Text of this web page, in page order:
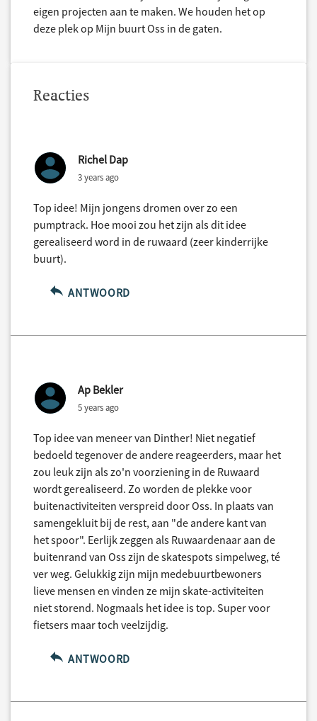
eigen projecten aan te maken. We houden het op
deze plek op Mijn buurt Oss in de gaten.
Reacties
Richel Dap
3 years ago
Top idee! Mijn jongens dromen over zo een
pumptrack. Hoe mooi zou het zijn als dit idee
gerealiseerd word in de ruwaard (zeer kinderrijke
buurt).
ANTWOORD
Ap Bekler
5 years ago
Top idee van meneer van Dinther! Niet negatief
bedoeld tegenover de andere reageerders, maar het
zou leuk zijn als zo'n voorziening in de Ruwaard
wordt gerealiseerd. Zo worden de plekke voor
buitenactiviteiten verspreid door Oss. In plaats van
samengekluit bij de rest, aan "de andere kant van
het spoor". Eerlijk zeggen als Ruwaardenaar aan de
buitenrand van Oss zijn de skatespots simpelweg, té
ver weg. Gelukkig zijn mijn medebuurtbewoners
lieve mensen en vinden ze mijn skate-activiteiten
niet storend. Nogmaals het idee is top. Super voor
fietsers maar toch veelzijdig.
ANTWOORD